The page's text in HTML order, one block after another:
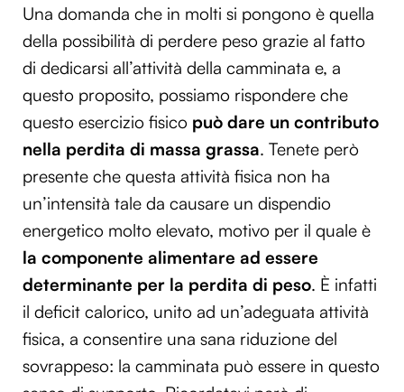
Una domanda che in molti si pongono è quella
della possibilità di perdere peso grazie al fatto
di dedicarsi all’attività della camminata e, a
questo proposito, possiamo rispondere che
questo esercizio fisico può dare un contributo
nella perdita di massa grassa. Tenete però
presente che questa attività fisica non ha
un’intensità tale da causare un dispendio
energetico molto elevato, motivo per il quale è
la componente alimentare ad essere
determinante per la perdita di peso. È infatti
il deficit calorico, unito ad un’adeguata attività
fisica, a consentire una sana riduzione del
sovrappeso: la camminata può essere in questo